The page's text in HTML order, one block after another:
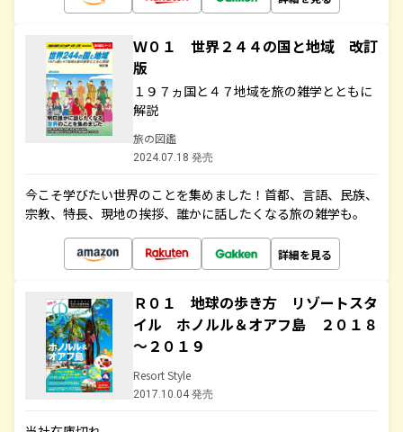
Ｗ０１ 世界２４４の国と地域 改訂
版
１９７ヵ国と４７地域を旅の雑学とともに
解説
旅の図鑑
2024.07.18 発売
今こそ学びたい世界のことを集めました！首都、言語、民族、
宗教、特長、現地の挨拶、誰かに話したくなる旅の雑学も。
詳細を見る
Ｒ０１ 地球の歩き方 リゾートスタ
イル ホノルル＆オアフ島 ２０１８
～２０１９
Resort Style
2017.10.04 発売